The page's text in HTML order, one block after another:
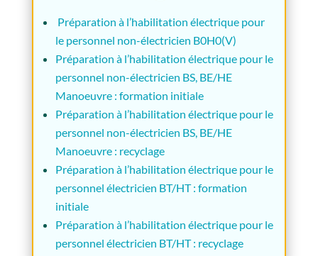
Préparation à l’habilitation électrique pour
le personnel non-électricien B0H0(V)
Préparation à l’habilitation électrique pour le
personnel non-électricien BS, BE/HE
Manoeuvre : formation initiale
Préparation à l’habilitation électrique pour le
personnel non-électricien BS, BE/HE
Manoeuvre : recyclage
Préparation à l’habilitation électrique pour le
personnel électricien BT/HT : formation
initiale
Préparation à l’habilitation électrique pour le
personnel électricien BT/HT : recyclage